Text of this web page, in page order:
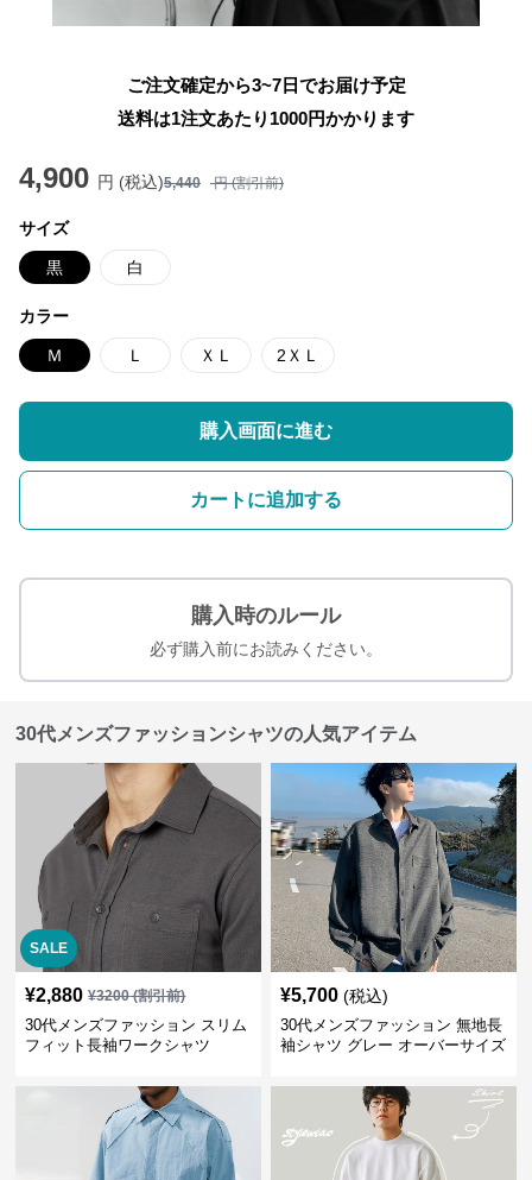
ご注文確定から3~7日でお届け予定
送料は1注文あたり 1000円かかります
4,900 円 (税込)5,440 円 (割引前)
サイズ
黒 白
カラー
Ｍ Ｌ ＸＬ 2ＸＬ
購入画面に進む
カートに追加する
購入時のルール
必ず購入前にお読みください。
30代メンズファッションシャツの人気アイテム
SALE
¥2,880 ¥3200(割引前)
30代メンズファッション スリム
フィット長袖ワークシャツ
¥5,700 (税込)
30代メンズファッション 無地長
袖シャツ グレー オーバーサイズ